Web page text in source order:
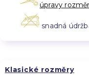
úpravy
snadná
Klasické rozměry